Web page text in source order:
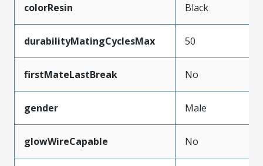
colorResin Black
durabilityMatingCyclesMax 50
firstMateLastBreak No
gender Male
glowWireCapable No